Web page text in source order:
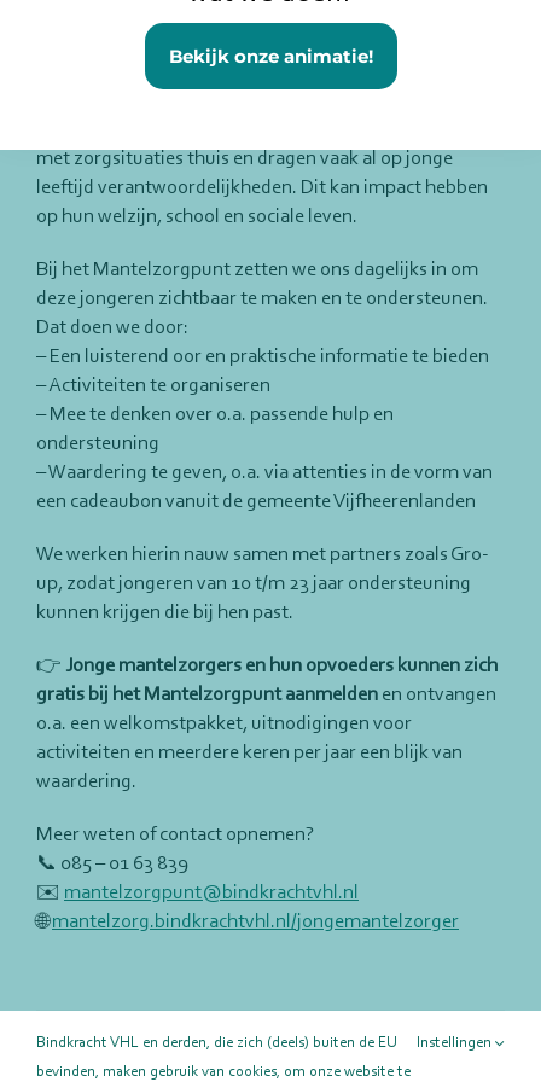
op verschillende manieren aandacht werd gevraagd
met zorgsituaties thuis en dragen vaak al op jonge
leeftijd verantwoordelijkheden. Dit kan impact hebben
op hun welzijn, school en sociale leven.
Bij het Mantelzorgpunt zetten we ons dagelijks in om
deze jongeren zichtbaar te maken en te ondersteunen.
Dat doen we door:
– Een luisterend oor en praktische informatie te bieden
– Activiteiten te organiseren
– Mee te denken over o.a. passende hulp en
ondersteuning
– Waardering te geven, o.a. via attenties in de vorm van
een cadeaubon vanuit de gemeente Vijfheerenlanden
We werken hierin nauw samen met partners zoals Gro-
up, zodat jongeren van 10 t/m 23 jaar ondersteuning
kunnen krijgen die bij hen past.
👉 Jonge mantelzorgers en hun opvoeders kunnen zich
gratis bij het Mantelzorgpunt aanmelden en ontvangen
o.a. een welkomstpakket, uitnodigingen voor
activiteiten en meerdere keren per jaar een blijk van
waardering.
Meer weten of contact opnemen?
📞 085 – 01 63 839
✉️ mantelzorgpunt@bindkrachtvhl.nl
🌐mantelzorg.bindkrachtvhl.nl/jongemantelzorger
Bekijk onze animatie!
Bindkracht VHL en derden, die zich (deels) buiten de EU
bevinden, maken gebruik van cookies, om onze website te
Instellingen